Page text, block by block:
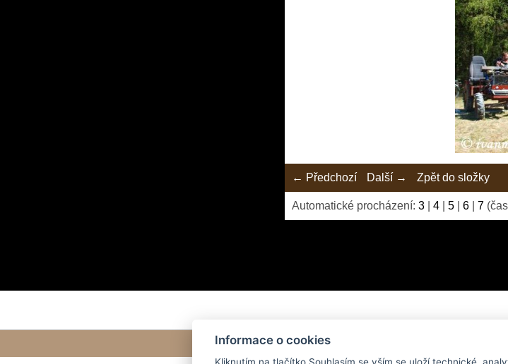
← Předchozí Další → Zpět do složky
Automatické procházení:3 |4 |5 |6 |7
Informace o cookies